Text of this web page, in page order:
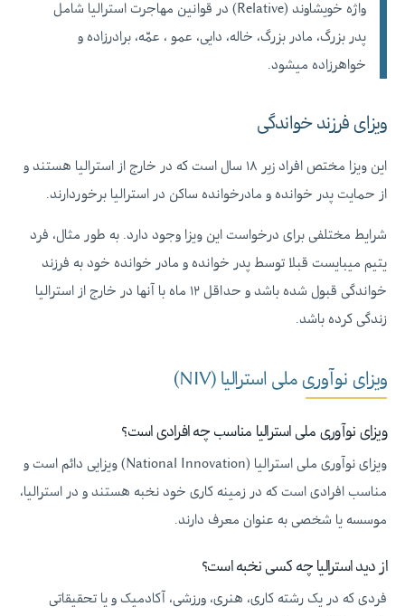
واژه خویشاوند (Relative) در قوانین مهاجرت استرالیا شامل
پدر بزرگ، مادر بزرگ، خاله، دایی، عمو ، عمّه، برادرزاده و
خواهرزاده میشود.
ویزای فرزند خواندگی
این ویزا مختص افراد زیر ۱۸ سال است که در خارج از استرالیا هستند و
از حمایت پدر خوانده و مادرخوانده ساکن در استرالیا برخوردارند.
شرایط مختلفی برای درخواست این ویزا وجود دارد. به طور مثال، فرد
یتیم میبایست قبلا توسط پدر خوانده و مادر خوانده خود به فرزند
خواندگی قبول شده باشد و حداقل ۱۲ ماه با آنها در خارج از استرالیا
زندگی کرده باشد.
ویزای نوآوری ملی استرالیا (NIV)
ویزای نوآوری ملی استرالیا مناسب چه افرادی است؟
ویزای نوآوری ملی استرالیا (National Innovation) ویزایی دائم است و
مناسب افرادی است که در زمینه کاری خود نخبه هستند و در استرالیا،
موسسه یا شخصی به عنوان معرف دارند.
از دید استرالیا چه کسی نخبه است؟
فردی که در یک رشته کاری، هنری، ورزشی، آکادمیک و یا تحقیقاتی